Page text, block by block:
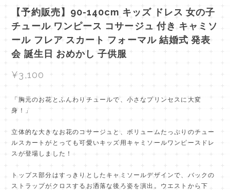
【予約販売】90-140cm キッズ ドレス 女の子
チュール ワンピース コサージュ 付き キャミソ
ール フレア スカート フォーマル 結婚式 発表
会 誕生日 おめかし 子供服
¥3,100
「胸元のお花とふんわりチュールで、小さなプリンセスに大変
身！」
立体的な大きなお花のコサージュと、ボリュームたっぷりのチュー
ルスカートがとっても可愛いキッズ用キャミソールワンピースドレ
スが登場しました！
トップス部分はすっきりとしたキャミソールデザインで、バックの
ストラップがクロスするお洒落な後ろ姿を演出。ウエストから下